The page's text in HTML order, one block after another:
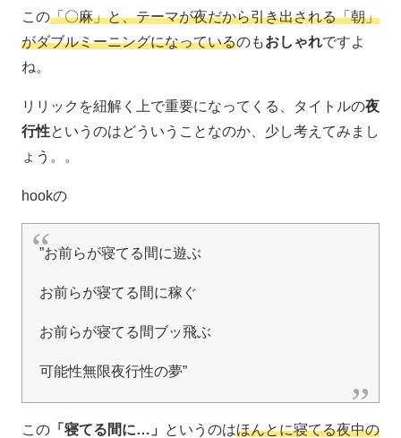
この「〇麻」と、テーマが夜だから引き出される「朝」
がダブルミーニングになっているのもおしゃれですよ
ね。
リリックを紐解く上で重要になってくる、タイトルの夜
行性というのはどういうことなのか、少し考えてみまし
ょう。。
hookの
”お前らが寝てる間に遊ぶ
お前らが寝てる間に稼ぐ
お前らが寝てる間ブッ飛ぶ
可能性無限夜行性の夢”
この 「寝てる間に…」 というのはほんとに寝てる夜中の